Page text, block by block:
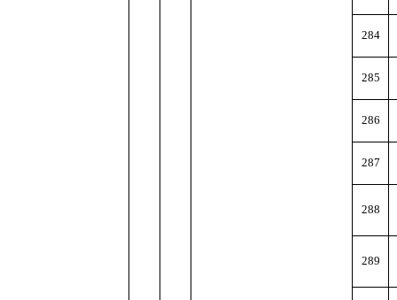
284
285
286
287
288
289